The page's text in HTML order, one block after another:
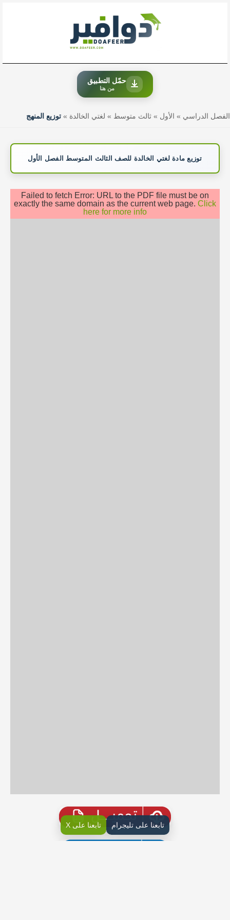
حمّل التطبيق
من هنا
الفصل الدراسي » الأول » ثالث متوسط » لغتي الخالدة » توزيع المنهج
توزيع مادة لغتي الخالدة للصف الثالث المتوسط الفصل الأول
Failed to fetch Error: URL to the PDF file must be on
exactly the same domain as the current web page. Click
here for more info
تابعنا على تليجرام تابعنا على X